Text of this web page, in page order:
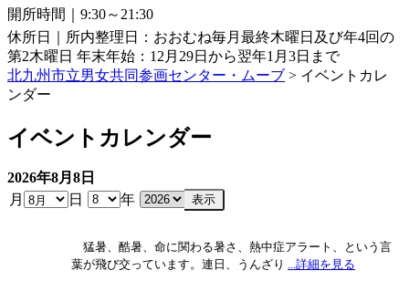
開所時間｜9:30～21:30
休所日｜所内整理日：おおむね毎月最終木曜日及び年4回の
第2木曜日 年末年始：12月29日から翌年1月3日まで
北九州市立男女共同参画センター・ムーブ > イベントカレ
ンダー
イベントカレンダー
2026年8月8日
月
日 年
猛暑、酷暑、命に関わる暑さ、熱中症アラート、という言
葉が飛び交っています。連日、うんざり
...詳細を見る